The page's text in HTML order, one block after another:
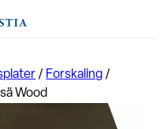
/ Forskaling /
Wood